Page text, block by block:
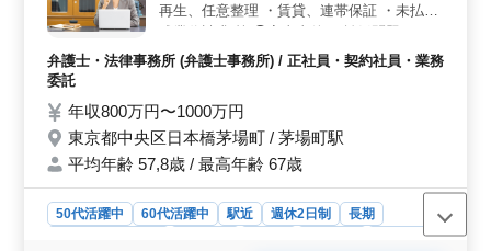
ことができる環境です。 ＜給与・福利厚生＞ 年収
600万円〜1400万円という魅力的な給与に加え、社会保
険完備や弁護士費用事務所負担など、充実した福利厚生
が整っています。これにより、安心して働きながら、将
来にわたりキャリアを築くことができます。
再生、任意整理 ・賃貸、連帯保証 ・未払い
倫慰謝料 ・任意後見契約 ・遺言書作成 ・相
気軽にお問い合わせください。 ご応募お待
ちしております！
弁護士・法律事務所 (弁護士事務所) / 正社員・契約社員・業務
委託
年収800万円〜1000万円
東京都中央区日本橋茅場町 / 茅場町駅
平均年齢 57,8歳 / 最高年齢 67歳
50代活躍中 60代活躍中 駅近 週休2日制
長期
業務委託